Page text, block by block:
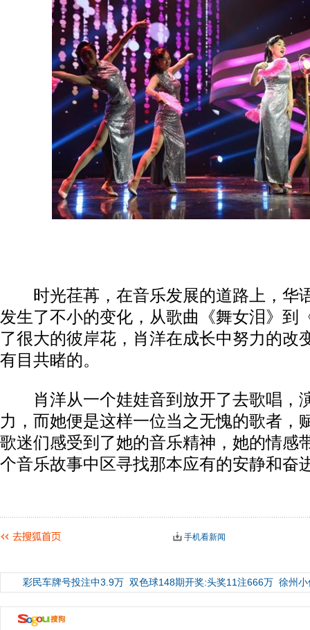
时光荏苒，在音乐发展的道路上，华
发生了不小的变化，从歌曲《舞女泪》到
了很大的彼岸花，肖洋在成长中努力的改
有目共睹的。
肖洋从一个娃娃音到放开了去歌唱，
力，而她便是这样一位当之无愧的歌者，
歌迷们感受到了她的音乐精神，她的情感
个音乐故事中区寻找那本应有的安静和奋
手机看新闻
彩民车牌号投注中3.9万 双色球148期开奖:头奖11注666万 徐州